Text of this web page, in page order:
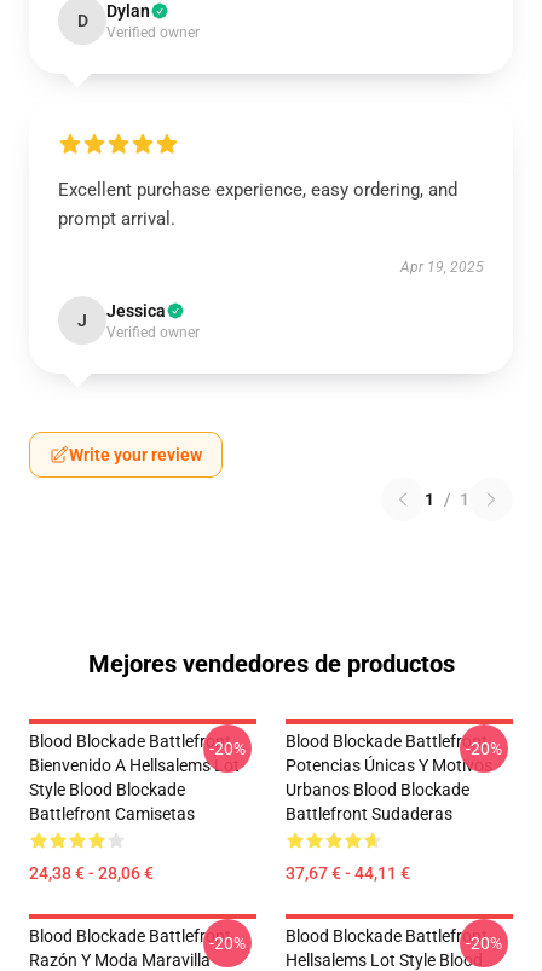
D Dylan
Verified owner
Excellent purchase experience, easy ordering, and
prompt arrival.
Apr 19, 2025
J Jessica
Verified owner
Write your review
1 / 1
Mejores vendedores de productos
Blood Blockade Battlefront
Bienvenido A Hellsalems Lot
Style Blood Blockade
Battlefront Camisetas
24,38 € - 28,06 €
-20%
Blood Blockade Battlefront
Potencias Únicas Y Motivos
Urbanos Blood Blockade
Battlefront Sudaderas
37,67 € - 44,11 €
-20%
Blood Blockade Battlefront
Razón Y Moda Maravilla
-20%
Blood Blockade Battlefront
Hellsalems Lot Style Blood
-20%